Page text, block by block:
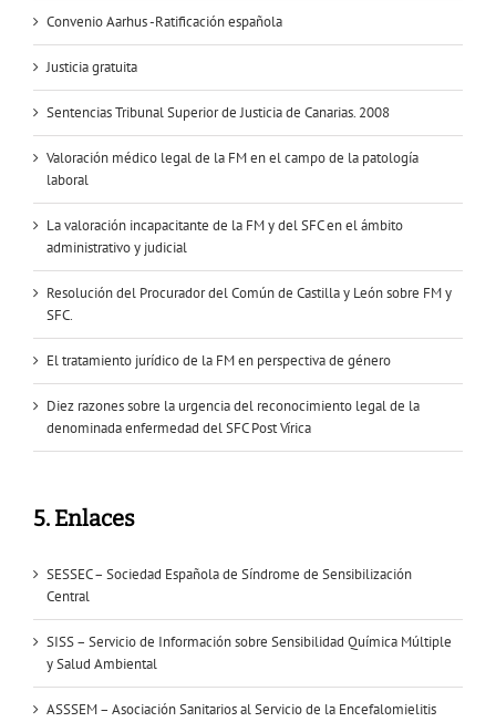
Convenio Aarhus -Ratificación española
Justicia gratuita
Sentencias Tribunal Superior de Justicia de Canarias. 2008
Valoración médico legal de la FM en el campo de la patología
laboral
La valoración incapacitante de la FM y del SFC en el ámbito
administrativo y judicial
Resolución del Procurador del Común de Castilla y León sobre FM y
SFC.
El tratamiento jurídico de la FM en perspectiva de género
Diez razones sobre la urgencia del reconocimiento legal de la
denominada enfermedad del SFC Post Vírica
5. Enlaces
SESSEC – Sociedad Española de Síndrome de Sensibilización
Central
SISS – Servicio de Información sobre Sensibilidad Química Múltiple
y Salud Ambiental
ASSSEM – Asociación Sanitarios al Servicio de la Encefalomielitis